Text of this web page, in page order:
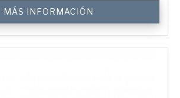
MÁS INFORMACIÓN